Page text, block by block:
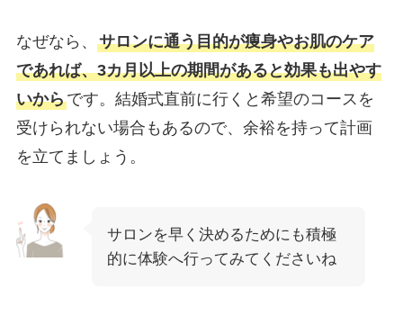
なぜなら、 サロンに通う目的が痩身やお肌のケア
であれば、3カ月以上の期間があると効果も出やす
いからです。結婚式直前に行くと希望のコースを
受けられない場合もあるので、余裕を持って計画
を立てましょう。
サロンを早く決めるためにも積極
的に体験へ行ってみてくださいね